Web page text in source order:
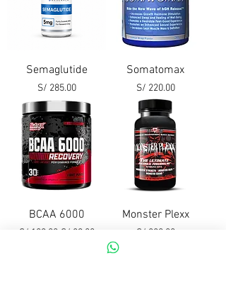
Semaglutide
Precio
S/ 285.00
Somatomax
Precio
S/ 220.00
BCAA 6000
Precio
S/ 109.00 Precio de oferta
S/ 89.00
Monster Plexx
Precio
S/ 220.00